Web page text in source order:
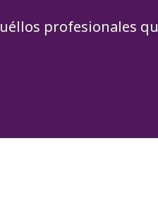
profesionales qu